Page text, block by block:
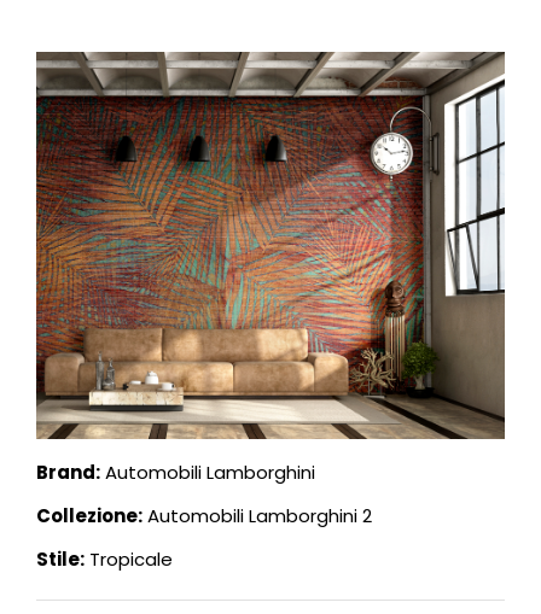
Brand:Automobili Lamborghini
Collezione:Automobili Lamborghini 2
Stile: Tropicale